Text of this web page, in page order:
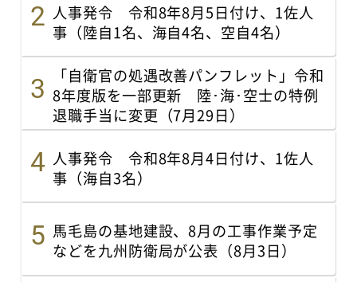
人事発令 令和8年8月5日付け、1佐人
事（陸自1名、海自4名、空自4名）
「自衛官の処遇改善パンフレット」令和
8年度版を一部更新 陸･海･空士の特例
退職手当に変更（7月29日）
人事発令 令和8年8月4日付け、1佐人
事（海自3名）
馬毛島の基地建設、8月の工事作業予定
などを九州防衛局が公表（8月3日）